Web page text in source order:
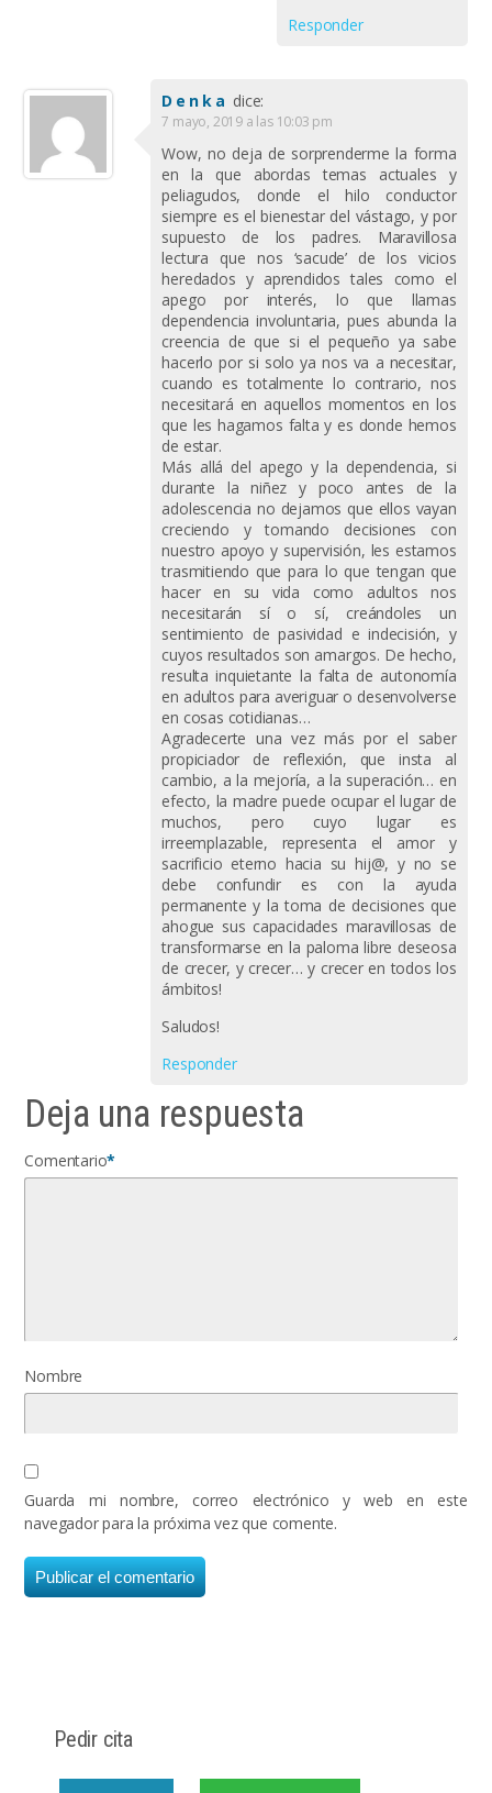
Responder
Denka dice:
7 mayo, 2019 a las 10:03 pm
Wow, no deja de sorprenderme la forma
en la que abordas temas actuales y
peliagudos, donde el hilo conductor
siempre es el bienestar del vástago, y por
supuesto de los padres. Maravillosa
lectura que nos ‘sacude’ de los vicios
heredados y aprendidos tales como el
apego por interés, lo que llamas
dependencia involuntaria, pues abunda la
creencia de que si el pequeño ya sabe
hacerlo por si solo ya nos va a necesitar,
cuando es totalmente lo contrario, nos
necesitará en aquellos momentos en los
que les hagamos falta y es donde hemos
de estar.
Más allá del apego y la dependencia, si
durante la niñez y poco antes de la
adolescencia no dejamos que ellos vayan
creciendo y tomando decisiones con
nuestro apoyo y supervisión, les estamos
trasmitiendo que para lo que tengan que
hacer en su vida como adultos nos
necesitarán sí o sí, creándoles un
sentimiento de pasividad e indecisión, y
cuyos resultados son amargos. De hecho,
resulta inquietante la falta de autonomía
en adultos para averiguar o desenvolverse
en cosas cotidianas…
Agradecerte una vez más por el saber
propiciador de reflexión, que insta al
cambio, a la mejoría, a la superación… en
efecto, la madre puede ocupar el lugar de
muchos, pero cuyo lugar es
irreemplazable, representa el amor y
sacrificio eterno hacia su hij@, y no se
debe confundir es con la ayuda
permanente y la toma de decisiones que
ahogue sus capacidades maravillosas de
transformarse en la paloma libre deseosa
de crecer, y crecer… y crecer en todos los
ámbitos!
Saludos!
Responder
Deja una respuesta
Comentario*
Nombre
Guarda mi nombre, correo electrónico y web en este
navegador para la próxima vez que comente.
Pedir cita